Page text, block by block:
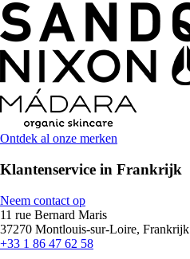
Ontdek al onze merken
Klantenservice in Frankrijk
Neem contact op
11 rue Bernard Maris
37270 Montlouis-sur-Loire, Frankrijk
+33 1 86 47 62 58